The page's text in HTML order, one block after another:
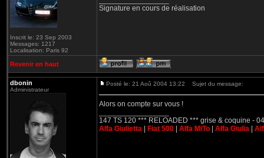
Inscrit le: 23 Sep 2003
Messages: 1217
Localisation: Paris 92
Signature en cours de réalisation
Revenir en haut
dbonin
Administrateur
Posté le: 21 Aoû 2004 13:22 Sujet du message:
Alors on compte sur vous !
147 TS 120 *** RELOADED *** grise & coquine -
Alfa Giulietta
Fiat 500 Alfa MiTo Alfa Giulia